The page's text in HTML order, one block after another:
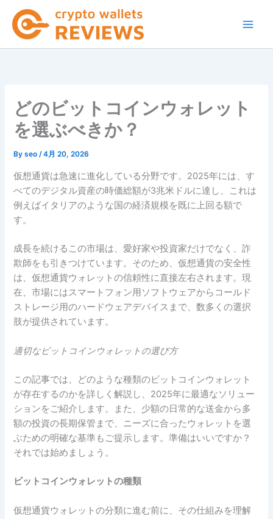
ス
どのビットコインウォレット
を選ぶべきか？
Byseo/4月 20, 2026
仮想通貨は急速に進化している分野です。2025年には、す
べてのデジタル資産の時価総額が3兆米ドルに達し、これは
例えばイタリアのような国の経済規模を既に上回る額で
す。
成長を続けるこの市場は、愛好家や投資家だけでなく、詐
欺師をも引きつけています。そのため、仮想通貨の安全性
は、仮想通貨ウォレットの信頼性に直接左右されます。現
在、市場にはスマートフォン用ソフトウェアからコールド
ストレージ用のハードウェアデバイスまで、数多くの選択
肢が提供されています。
適切なビットコインウォレットの選び方
この記事では、どのような種類のビットコインウォレット
が存在するのかを詳しく解説し、2025年に最適なソリュー
ションをご紹介します。また、少額の日常的な送金から多
額の投資の長期保管まで、ニーズに合ったウォレットを選
ぶための明確な基準もご提示します。準備はいいですか？
それでは始めましょう。
ビットコインウォレットの種類
仮想通貨ウォレットの分類に進む前に、その仕組みを理解